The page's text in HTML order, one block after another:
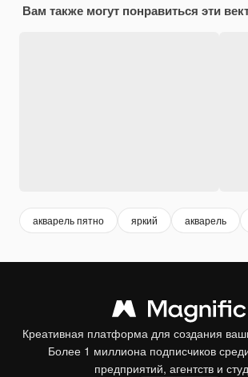
Вам также могут понравиться эти
акварель пятно яркий акварель
Креативная платформа для создания
Более 1 миллиона подписчиков
предприятий, агентств и